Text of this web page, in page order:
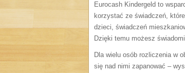
Eurocash Kindergeld to
korzystać ze świadczeń,
dzieci, świadczeń
Dzięki temu możesz
Dla wielu osób rozliczenia w
się nad nimi zapanować –